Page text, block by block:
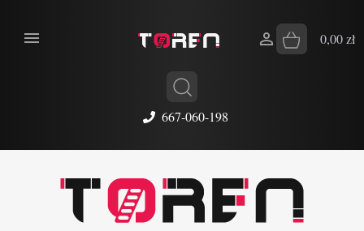
667-060-198
 0,00 zł
